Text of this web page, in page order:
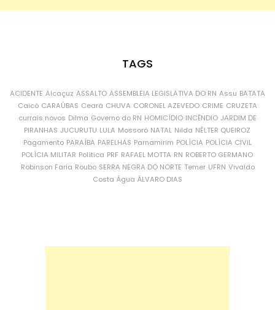
TAGS
ACIDENTE Alcaçuz ASSALTO ASSEMBLEIA LEGISLATIVA DO RN Assu BATATA
Caicó CARAÚBAS Ceará CHUVA CORONEL AZEVEDO CRIME CRUZETA
currais novos Dilma Governo do RN HOMICÍDIO INCÊNDIO JARDIM DE
PIRANHAS JUCURUTU LULA Mossoró NATAL Nilda NÉLTER QUEIROZ
Pagamento PARAÍBA PARELHAS Parnamirim POLÍCIA POLÍCIA CIVIL
POLÍCIA MILITAR Política PRF RAFAEL MOTTA RN ROBERTO GERMANO
Robinson Faria Roubo SERRA NEGRA DO NORTE Temer UFRN Vivaldo
Costa Água ÁLVARO DIAS